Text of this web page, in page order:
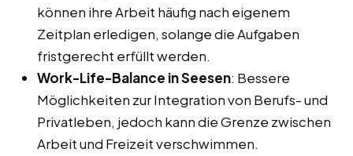
können ihre Arbeit häufig nach eigenem
Zeitplan erledigen, solange die Aufgaben
fristgerecht erfüllt werden.
Work-Life-Balance in Seesen: Bessere
Möglichkeiten zur Integration von Berufs- und
Privatleben, jedoch kann die Grenze zwischen
Arbeit und Freizeit verschwimmen.